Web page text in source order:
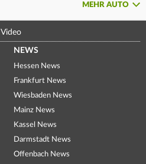
MEHR AUTO
Video
NEWS
Hessen News
Frankfurt News
Wiesbaden News
Mainz News
Kassel News
Darmstadt News
Offenbach News